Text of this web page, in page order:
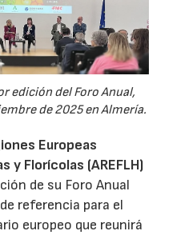
edición del Foro Anual,
de 2025 en Almería.
Europeas
y Florícolas (AREFLH)
de su Foro Anual
referencia para el
europeo que reunirá